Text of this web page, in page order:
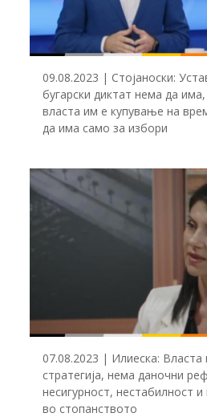
09.08.2023 | Стојаноски:
бугарски диктат нема да
власта им е купување на
да има само за избори
07.08.2023 | Илиеска:
стратегија, нема даночни
несигурност, нестабилност
во стопанството